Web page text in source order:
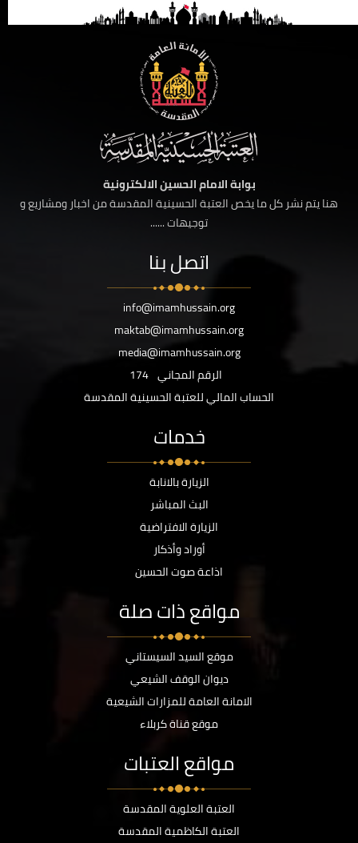
بوابة الامام الحسين الالكترونية
هنا يتم نشر كل ما يخص العتبة الحسينية المقدسة من اخبار ومشاريع و
توجيهات ......
اتصل بنا
info@imamhussain.org
maktab@imamhussain.org
media@imamhussain.org
الرقم المجاني 174
الحساب المالي للعتبة الحسينية المقدسة
خدمات
الزيارة بالانابة
البث المباشر
الزيارة الافتراضية
أوراد وأذكار
اذاعة صوت الحسين
مواقع ذات صلة
موقع السيد السيستاني
ديوان الوقف الشيعي
الامانة العامة للمزارات الشيعية
موقع قناة كربلاء
مواقع العتبات
العتبة العلوية المقدسة
العتبة الكاظمية المقدسة